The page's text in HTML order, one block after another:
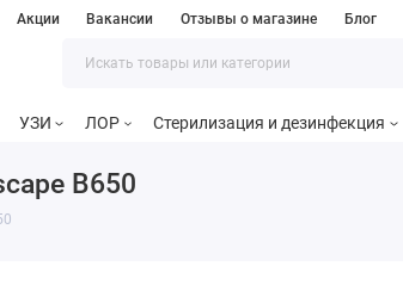
Акции Вакансии Отзывы о магазине Блог
УЗИ ЛОР Стерилизация и дезинфекция
B650